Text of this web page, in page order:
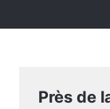
Près de